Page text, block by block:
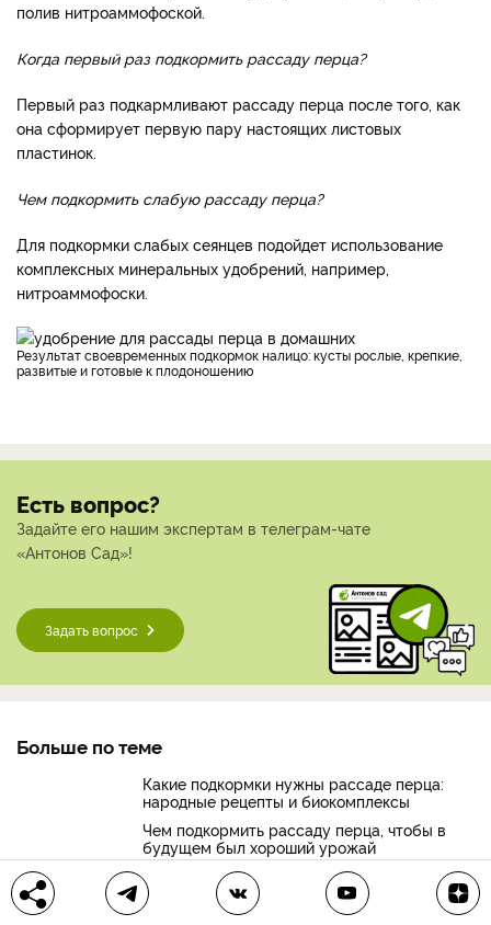
полив нитроаммофоской.
Когда первый раз подкормить рассаду перца?
Первый раз подкармливают рассаду перца после того, как
она сформирует первую пару настоящих листовых
пластинок.
Чем подкормить слабую рассаду перца?
Для подкормки слабых сеянцев подойдет использование
комплексных минеральных удобрений, например,
нитроаммофоски.
Результат своевременных подкормок налицо: кусты рослые, крепкие,
развитые и готовые к плодоношению
Есть вопрос?
Задайте его нашим экспертам в телеграм-чате
«Антонов Сад»!
Задать вопрос
Больше по теме
Какие подкормки нужны рассаде перца:
народные рецепты и биокомплексы
Чем подкормить рассаду перца, чтобы в
будущем был хороший урожай